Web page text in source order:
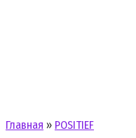
Главная » POSITIEF